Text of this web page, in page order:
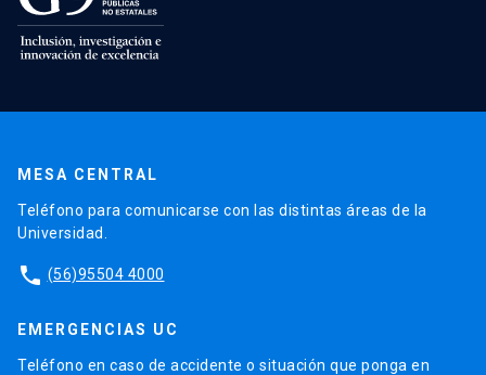
MESA CENTRAL
Teléfono para comunicarse con las distintas áreas de la
Universidad.
phone (56)95504 4000
EMERGENCIAS UC
Teléfono en caso de accidente o situación que ponga en